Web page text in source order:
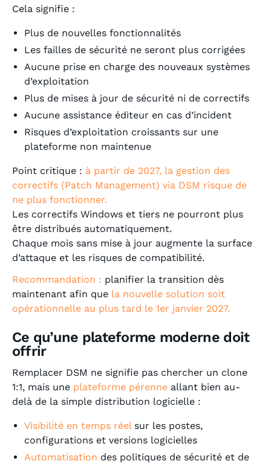
Cela signifie :
Plus de nouvelles fonctionnalités
Les failles de sécurité ne seront plus corrigées
Aucune prise en charge des nouveaux systèmes
d’exploitation
Plus de mises à jour de sécurité ni de correctifs
Aucune assistance éditeur en cas d’incident
Risques d’exploitation croissants sur une
plateforme non maintenue
Point critique : à partir de 2027, la gestion des
correctifs (Patch Management) via DSM risque de
ne plus fonctionner.
Les correctifs Windows et tiers ne pourront plus
être distribués automatiquement.
Chaque mois sans mise à jour augmente la surface
d’attaque et les risques de compatibilité.
Recommandation : planifier la transition dès
maintenant afin que la nouvelle solution soit
opérationnelle au plus tard le 1er janvier 2027.
Ce qu’une plateforme moderne doit
offrir
Remplacer DSM ne signifie pas chercher un clone
1:1, mais une plateforme pérenneallant bien au-
delà de la simple distribution logicielle :
Visibilité en temps réelsur les postes,
configurations et versions logicielles
Automatisation des politiques de sécurité et de